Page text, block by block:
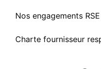
Nos engagements RSE
Charte fournisseur